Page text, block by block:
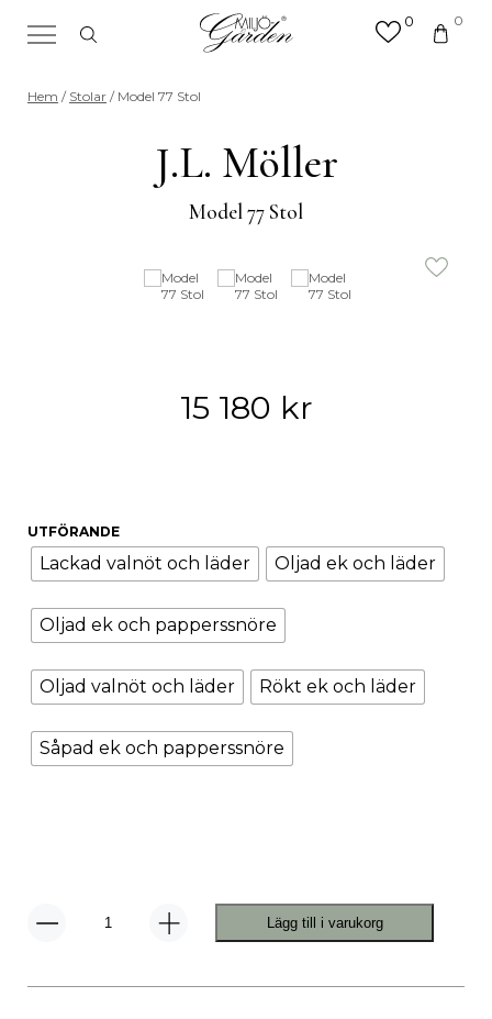
0 0
Sök efter valfri produkt eller
kategori
Hem / Stolar / Model 77 Stol
J.L. Möller
Model 77 Stol
15 180 kr
UTFÖRANDE
Lackad valnöt och läder Oljad ek och läder
Oljad ek och papperssnöre
Oljad valnöt och läder Rökt ek och läder
Såpad ek och papperssnöre
Model
Lägg till i varukorg